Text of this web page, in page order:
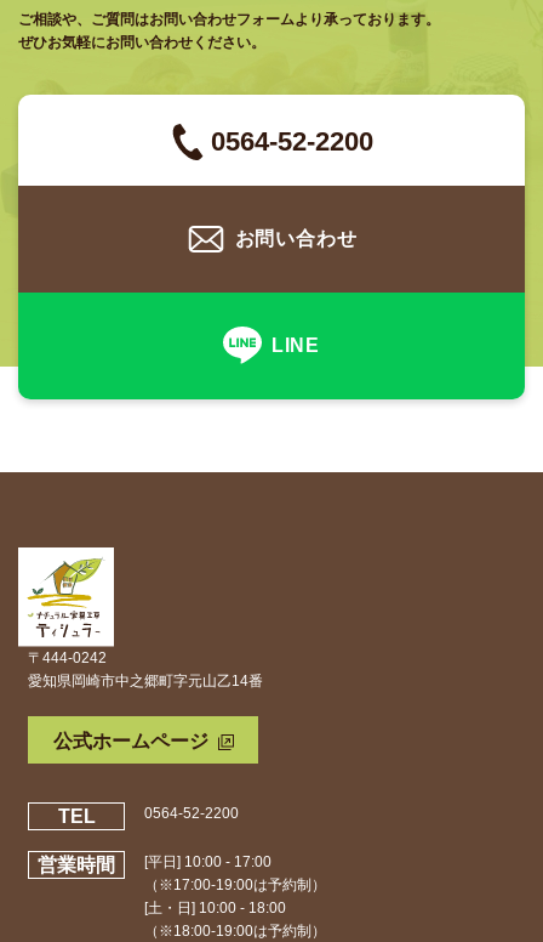
ご相談や、ご質問はお問い合わせフォームより承っております。
ぜひお気軽にお問い合わせください。
0564-52-2200
お問い合わせ
LINE
〒444-0242
愛知県岡崎市中之郷町字元山乙14番
公式ホームページ
TEL 0564-52-2200
営業時間
[平日] 10:00 - 17:00
（※17:00-19:00は予約制）
[土・日] 10:00 - 18:00
（※18:00-19:00は予約制）